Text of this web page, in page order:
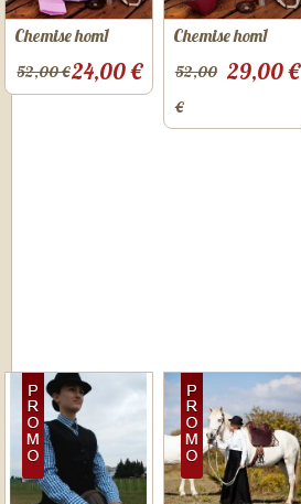
Chemise hom1
24,00 €
52,00 €
Chemise hom1
29,00 €
52,00
€